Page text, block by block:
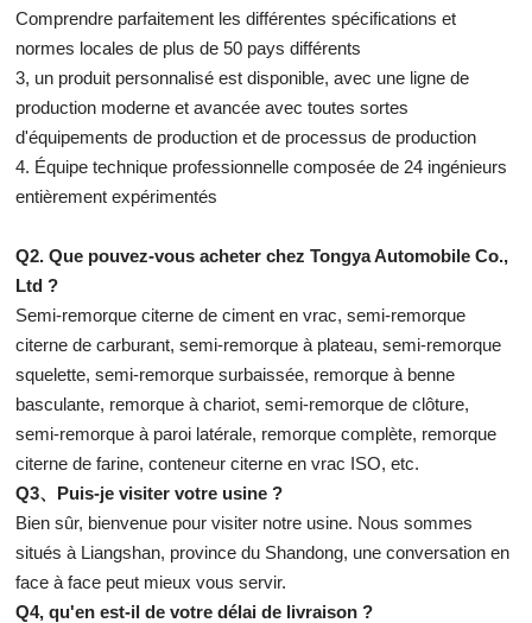
Comprendre parfaitement les différentes spécifications et
normes locales de plus de 50 pays différents
3, un produit personnalisé est disponible, avec une ligne de
production moderne et avancée avec toutes sortes
d'équipements de production et de processus de production
4. Équipe technique professionnelle composée de 24 ingénieurs
entièrement expérimentés
Q2. Que pouvez-vous acheter chez Tongya Automobile Co.,
Ltd ?
Semi-remorque citerne de ciment en vrac, semi-remorque
citerne de carburant, semi-remorque à plateau, semi-remorque
squelette, semi-remorque surbaissée, remorque à benne
basculante, remorque à chariot, semi-remorque de clôture,
semi-remorque à paroi latérale, remorque complète, remorque
citerne de farine, conteneur citerne en vrac ISO, etc.
Q3、Puis-je visiter votre usine ?
Bien sûr, bienvenue pour visiter notre usine. Nous sommes
situés à Liangshan, province du Shandong, une conversation en
face à face peut mieux vous servir.
Q4, qu'en est-il de votre délai de livraison ?